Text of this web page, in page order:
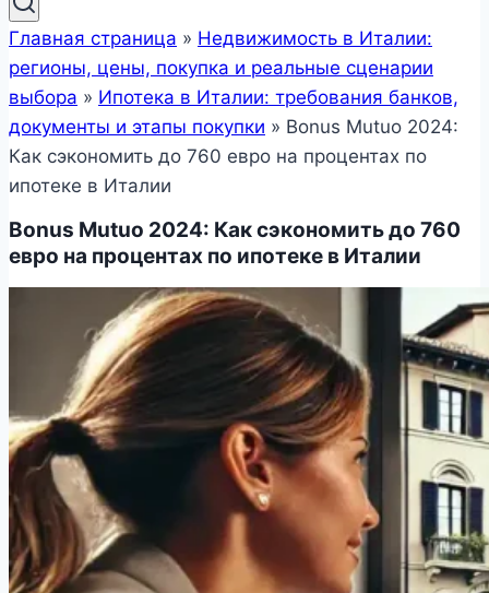
Главная страница » Недвижимость в Италии:
регионы, цены, покупка и реальные сценарии
выбора » Ипотека в Италии: требования банков,
документы и этапы покупки » Bonus Mutuo 2024:
Как сэкономить до 760 евро на процентах по
ипотеке в Италии
Bonus Mutuo 2024: Как сэкономить до 760
евро на процентах по ипотеке в Италии